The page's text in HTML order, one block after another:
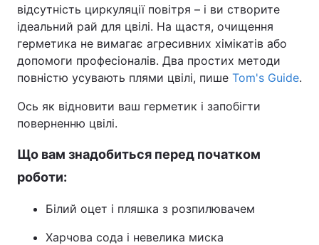
відсутність циркуляції повітря – і ви створите
ідеальний рай для цвілі. На щастя, очищення
герметика не вимагає агресивних хімікатів або
допомоги професіоналів. Два простих методи
повністю усувають плями цвілі, пише Tom's Guide.
Ось як відновити ваш герметик і запобігти
поверненню цвілі.
Що вам знадобиться перед початком
роботи:
Білий оцет і пляшка з розпилювачем
Харчова сода і невелика миска